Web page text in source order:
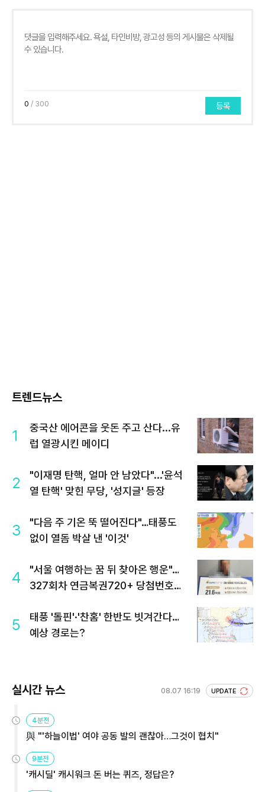
0 / 300 등록
트렌드뉴스
1
중국산 에어콘을 웃돈 주고 산다...유
럽 열광시킨 메이디
2
"이재명 탄핵, 얼마 안 남았다"...'윤석
열 탄핵' 맞힌 무당, '성지글' 등장
3
"다음 주 기온 뚝 떨어진다"…태풍도
없이 열돔 박살 낸 '이것'
4
"서울 여행하는 꿈 뒤 찾아온 행운"…
327회차 연금복권720+ 당첨번호조
5
태풍 '돌핀'·'찬홈' 한반도 빗겨간다…
예상 경로는?
실시간 뉴스 08.07 16:19 UPDATE
4분전
與 "'하늘이법' 여야 공동 발의 괜찮아…그것이 협치"
9분전
'캐시딜' 캐시워크 돈 버는 퀴즈, 정답은?